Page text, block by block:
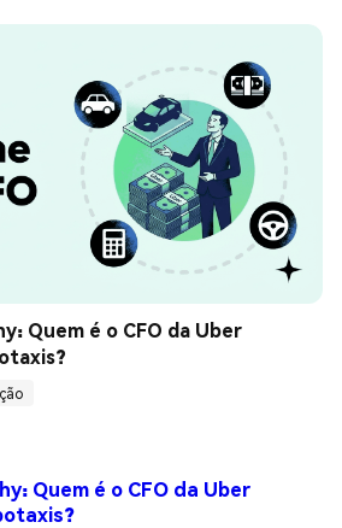
Quem é o CFO da Uber
Quem é o CFO da Uber